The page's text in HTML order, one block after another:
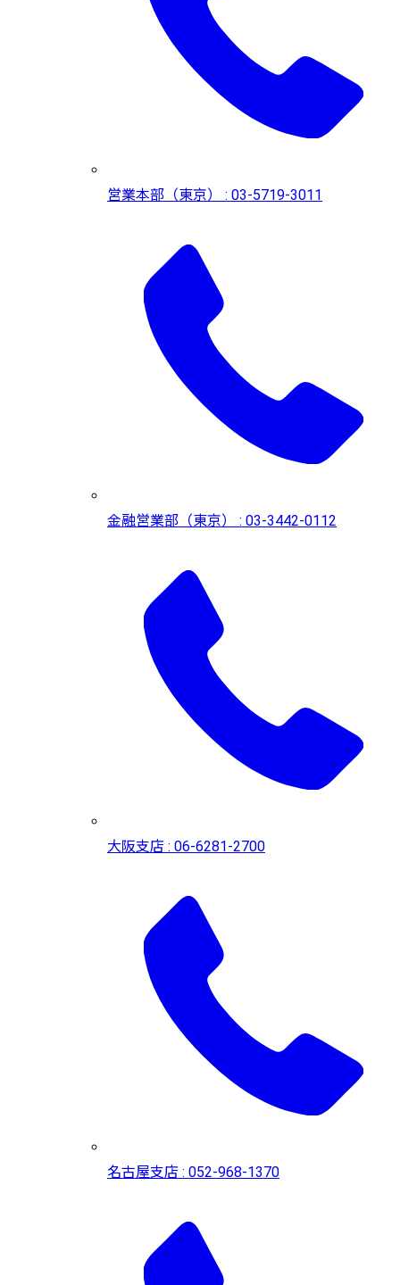
営業本部（東京） : 03-5719-3011
金融営業部（東京） : 03-3442-0112
大阪支店 : 06-6281-2700
名古屋支店 : 052-968-1370